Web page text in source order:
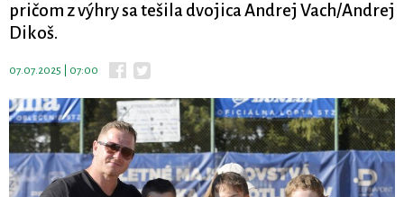
pričom z výhry sa tešila dvojica Andrej Vach/Andrej
Dikoš.
07.07.2025 | 07:00